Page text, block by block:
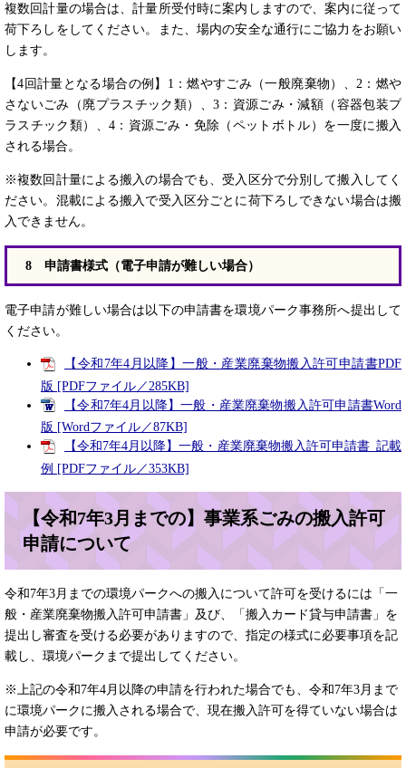
複数回計量の場合は、計量所受付時に案内しますので、案内に従って
荷下ろしをしてください。また、場内の安全な通行にご協力をお願い
します。
【4回計量となる場合の例】1：燃やすごみ（一般廃棄物）、2：燃や
さないごみ（廃プラスチック類）、3：資源ごみ・減額（容器包装プ
ラスチック類）、4：資源ごみ・免除（ペットボトル）を一度に搬入
される場合。
※複数回計量による搬入の場合でも、受入区分で分別して搬入してく
ださい。混載による搬入で受入区分ごとに荷下ろしできない場合は搬
入できません。
8 ​​​申請書様式（電子申請が難しい場合）
電子申請が難しい場合は以下の申請書を環境パーク事務所へ提出して
ください。
【令和7年4月以降】一般・産業廃棄物搬入許可申請書PDF
版 [PDFファイル／285KB]
【令和7年4月以降】一般・産業廃棄物搬入許可申請書Word
版 [Wordファイル／87KB]
【令和7年4月以降】一般・産業廃棄物搬入許可申請書_記載
例 [PDFファイル／353KB]
【令和7年3月までの】事業系ごみの搬入許可
申請について
令和7年3月までの環境パークへの搬入について許可を受けるには「一
般・産業廃棄物搬入許可申請書」及び、「搬入カード貸与申請書」を
提出し審査を受ける必要がありますので、指定の様式に必要事項を記
載し、環境パークまで提出してください。
※上記の令和7年4月以降の申請を行われた場合でも、令和7年3月まで
に環境パークに搬入される場合で、現在搬入許可を得ていない場合は
申請が必要です。